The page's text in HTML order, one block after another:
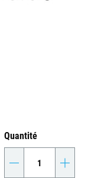
Quantité
- +